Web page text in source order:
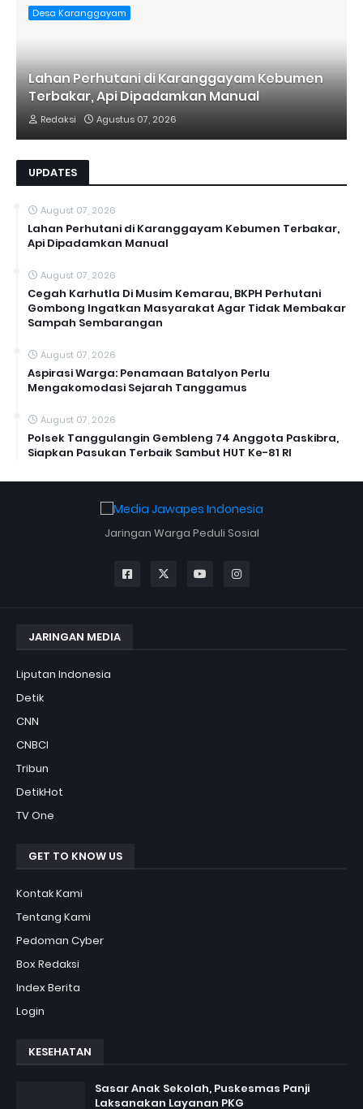
Desa Karanggayam
Lahan Perhutani di Karanggayam Kebumen
Terbakar, Api Dipadamkan Manual
Redaksi Agustus 07, 2026
UPDATES
August 07, 2026
Lahan Perhutani di Karanggayam Kebumen Terbakar,
Api Dipadamkan Manual
August 07, 2026
Cegah Karhutla Di Musim Kemarau, BKPH Perhutani
Gombong Ingatkan Masyarakat Agar Tidak Membakar
Sampah Sembarangan
August 07, 2026
Aspirasi Warga: Penamaan Batalyon Perlu
Mengakomodasi Sejarah Tanggamus
August 07, 2026
Polsek Tanggulangin Gembleng 74 Anggota Paskibra,
Siapkan Pasukan Terbaik Sambut HUT Ke-81 RI
Jaringan Warga Peduli Sosial
JARINGAN MEDIA
Liputan Indonesia
Detik
CNN
CNBCI
Tribun
DetikHot
TV One
GET TO KNOW US
Kontak Kami
Tentang Kami
Pedoman Cyber
Box Redaksi
Index Berita
Login
KESEHATAN
Sasar Anak Sekolah, Puskesmas Panji
Laksanakan Layanan PKG